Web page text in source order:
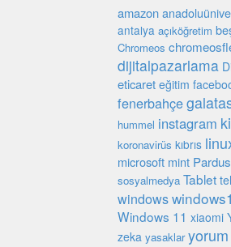
amazon
antalya açıköğretim
Chromeos
dijitalpazarlama
eticaret eğitim
fenerbahçe
hummel instagram
koronavirüs kıbrıs
microsoft mint Pardus
sosyalmedya Tablet
windows
Windows 11 xiaomi
zeka yasaklar yorum